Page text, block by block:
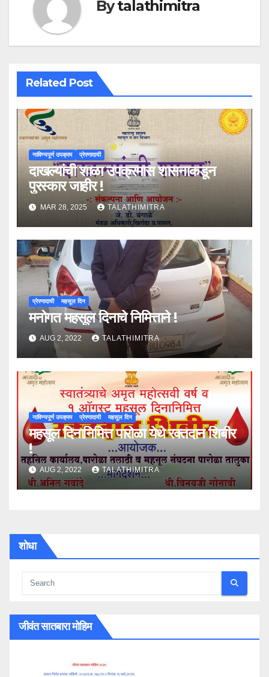
Bytalathimitra
Related Post
नाविण्यपूर्ण उपक्रम प्रेरणादायी
दाखल्यांची शाळा उपक्रमास शासनाकडून
पुरस्कार जाहीर !
MAR 28, 2025 TALATHIMITRA
प्रेरणादायी महसूल दिन
मनोगत महसूल दिनाचे निमित्ताने !
AUG 2, 2022 TALATHIMITRA
नाविण्यपूर्ण उपक्रम प्रेरणादायी महसूल दिन
महसूल दिनानिमित्त पारोळा येथे रक्तदान शिबीर
!
AUG 2, 2022 TALATHIMITRA
शोधा
जीवंत सातबारा मोहिम